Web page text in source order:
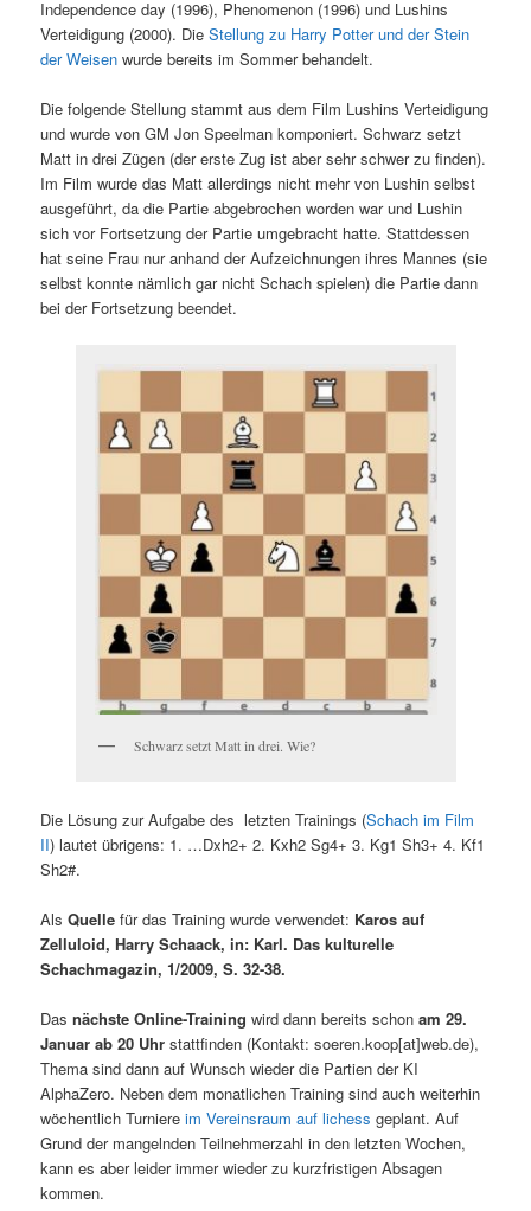
Independence day (1996), Phenomenon (1996) und Lushins
Verteidigung (2000). DieStellung zu Harry Potter und der Stein
der Weisen wurde bereits im Sommer behandelt.
Die folgende Stellung stammt aus dem Film Lushins Verteidigung
und wurde von GM Jon Speelman komponiert. Schwarz setzt
Matt in drei Zügen (der erste Zug ist aber sehr schwer zu finden).
Im Film wurde das Matt allerdings nicht mehr von Lushin selbst
ausgeführt, da die Partie abgebrochen worden war und Lushin
sich vor Fortsetzung der Partie umgebracht hatte. Stattdessen
hat seine Frau nur anhand der Aufzeichnungen ihres Mannes (sie
selbst konnte nämlich gar nicht Schach spielen) die Partie dann
bei der Fortsetzung beendet.
Schwarz setzt Matt in drei. Wie?
Die Lösung zur Aufgabe des letzten Trainings (Schach im Film
II) lautet übrigens: 1. …Dxh2+ 2. Kxh2 Sg4+ 3. Kg1 Sh3+ 4. Kf1
Sh2#.
AlsQuelle für das Training wurde verwendet: Karos auf
Zelluloid, Harry Schaack, in: Karl. Das kulturelle
Schachmagazin, 1/2009, S. 32-38.
Dasnächste Online-Training wird dann bereits schonam 29.
Januar ab 20 Uhr stattfinden (Kontakt: soeren.koop[at]web.de),
Thema sind dann auf Wunsch wieder die Partien der KI
AlphaZero. Neben dem monatlichen Training sind auch weiterhin
wöchentlich Turniereim Vereinsraum auf lichess geplant. Auf
Grund der mangelnden Teilnehmerzahl in den letzten Wochen,
kann es aber leider immer wieder zu kurzfristigen Absagen
kommen.